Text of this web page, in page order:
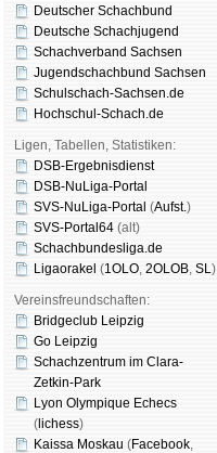
Deutscher Schachbund
Deutsche Schachjugend
Schachverband Sachsen
Jugendschachbund Sachsen
Schulschach-Sachsen.de
Hochschul-Schach.de
Ligen, Tabellen, Statistiken:
DSB-Ergebnisdienst
DSB-NuLiga-Portal
SVS-NuLiga-Portal (Aufst.)
SVS-Portal64 (alt)
Schachbundesliga.de
Ligaorakel (1OLO, 2OLOB, SL)
Vereinsfreundschaften:
Bridgeclub Leipzig
Go Leipzig
Schachzentrum im Clara-
Zetkin-Park
Lyon Olympique Echecs
( lichess)
Kaissa Moskau (Face­book,